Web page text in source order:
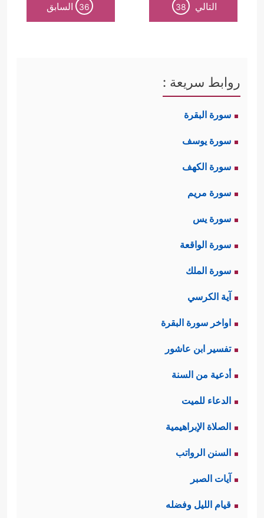
التالي 38
36 السابق
روابط سريعة :
سورة البقرة
سورة يوسف
سورة الكهف
سورة مريم
سورة يس
سورة الواقعة
سورة الملك
آية الكرسي
اواخر سورة البقرة
تفسير ابن عاشور
أدعية من السنة
الدعاء للميت
الصلاة الإبراهيمية
السنن الرواتب
آيات الصبر
قيام الليل وفضله